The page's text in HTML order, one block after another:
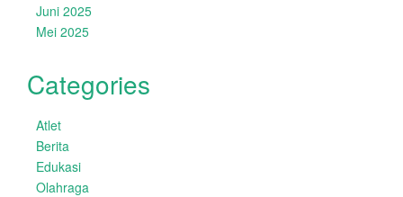
Juni 2025
Mei 2025
Categories
Atlet
Berita
Edukasi
Olahraga